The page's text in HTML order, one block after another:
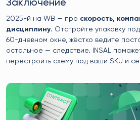
Заключение
2025-й на WB — про скорость,
дисциплину. Отстройте упаковку
60-дневном окне, жёстко ведите
остальное — следствие. INSAL
перестроить схему под ваши SKU и